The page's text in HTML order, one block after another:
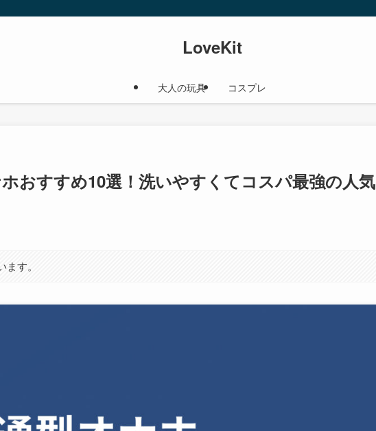
LoveKit
大人の玩具 コスプレ
ホおすすめ10選！洗いやすくてコスパ最強の人気
す。